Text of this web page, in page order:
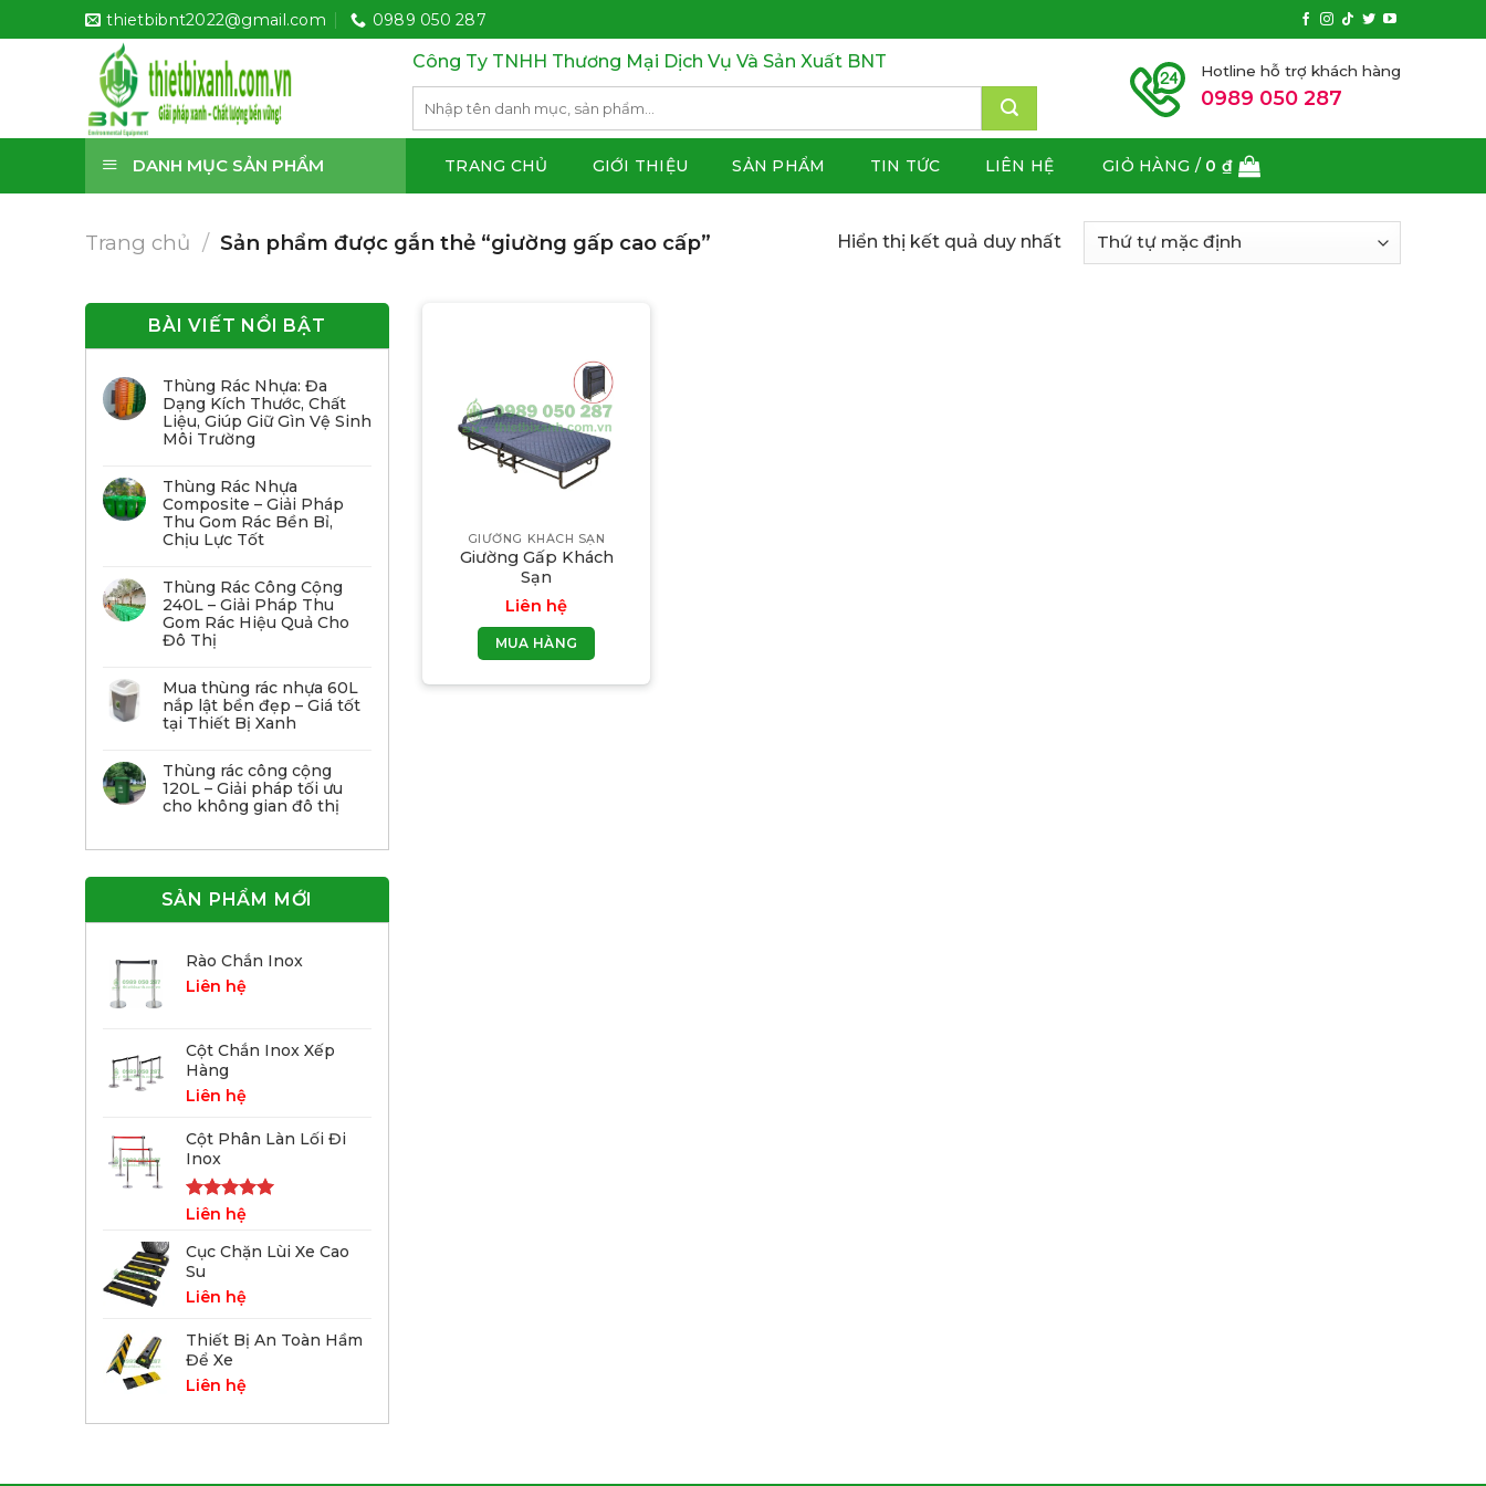
qua
thietbibnt2022@gmail.com 0989 050 287
Công Ty TNHH Thương Mại Dịch Vụ Và Sản Xuất BNT
kiếm:
Hotline hỗ trợ khách hàng
0989 050 287
DANH MỤC SẢN PHẨM TRANG CHỦ GIỚI THIỆU SẢN PHẨM TIN TỨC LIÊN HỆ GIỎ HÀNG / 0 ₫
Trang chủ / Sản phẩm được gắn thẻ “giường gấp cao cấp” Hiển thị kết quả duy nhất
BÀI VIẾT NỔI BẬT
Thùng Rác Nhựa: Đa
Dạng Kích Thước, Chất
Liệu, Giúp Giữ Gìn Vệ Sinh
Môi Trường
Thùng Rác Nhựa
Composite – Giải Pháp
Thu Gom Rác Bền Bỉ,
Chịu Lực Tốt
Thùng Rác Công Cộng
240L – Giải Pháp Thu
Gom Rác Hiệu Quả Cho
Đô Thị
Mua thùng rác nhựa 60L
nắp lật bền đẹp – Giá tốt
tại Thiết Bị Xanh
Thùng rác công cộng
120L – Giải pháp tối ưu
cho không gian đô thị
SẢN PHẨM MỚI
Rào Chắn Inox
Liên hệ
Cột Chắn Inox Xếp
Hàng
Liên hệ
Cột Phân Làn Lối Đi
Inox
Được xếp
5 sao
Liên hệ
Cục Chặn Lùi Xe Cao
Su
Liên hệ
Thiết Bị An Toàn Hầm
Để Xe
Liên hệ
GIƯỜNG KHÁCH SẠN
Giường Gấp Khách
Sạn
Liên hệ
MUA HÀNG